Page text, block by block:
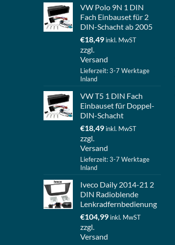
VW Polo 9N 1 DIN
Fach Einbauset für 2
DIN-Schacht ab 2005
€18,49 inkl. MwST
zzgl.
Versand
Lieferzeit: 3-7 Werktage
Inland
VW T5 1 DIN Fach
Einbauset für Doppel-
DIN-Schacht
€18,49 inkl. MwST
zzgl.
Versand
Lieferzeit: 3-7 Werktage
Inland
Iveco Daily 2014-21 2
DIN Radioblende
Lenkradfernbedienung
€104,99 inkl. MwST
zzgl.
Versand